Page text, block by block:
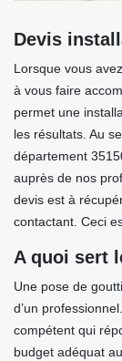
Devis
Lorsque vous
à vous faire
permet une
les résultats. Au
département
auprès de nos
devis est à
contactant. Ceci
A quoi sert
Une pose de
d’un
compétent qui
budget adéquat